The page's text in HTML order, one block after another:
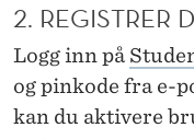
G
A
N
2. REGISTRER
Logg inn på
og pinkode fra e-
kan du aktivere